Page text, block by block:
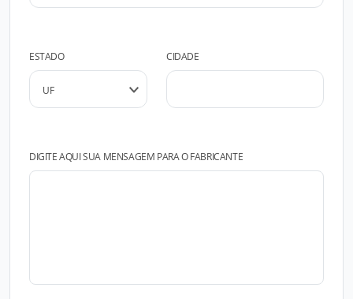
ESTADO CIDADE
DIGITE AQUI SUA MENSAGEM PARA O FABRICANTE